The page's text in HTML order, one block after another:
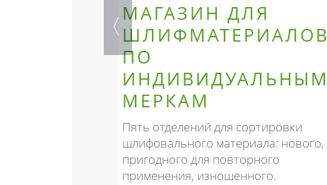
МАГАЗИН ДЛЯ
ШЛИФМАТЕРИАЛОВ
ПО
ИНДИВИДУАЛЬНЫМ
МЕРКАМ
Пять отделений для сортировки
шлифовального материала: нового,
пригодного для повторного
применения, изношенного.